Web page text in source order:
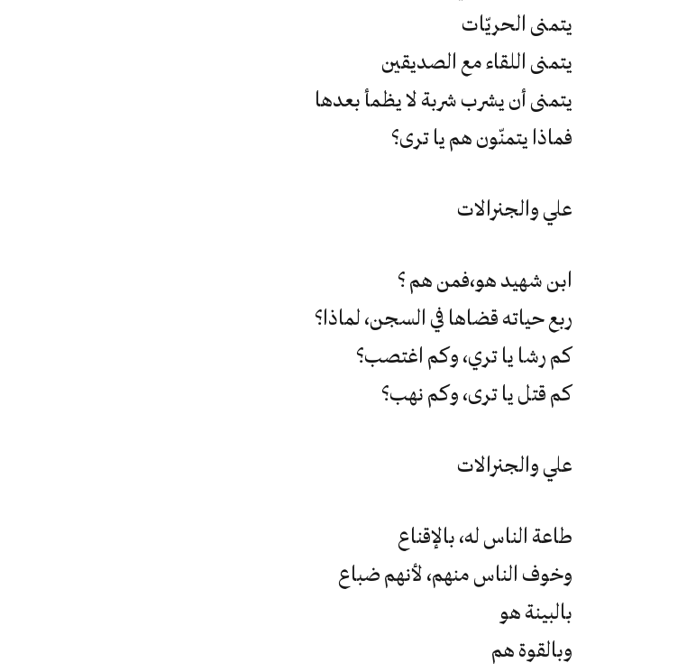
يتمنى الحريّات
يتمنى اللقاء مع الصديقين
يتمنى أن يشرب شربة لا يظمأ بعدها
فماذا يتمنّون هم يا ترى؟
علي والجنرالات
ابن شهيد هو،فمن هم ؟
ربع حياته قضاها في السجن، لماذا؟
كم رشا يا تري، وكم اغتصب؟
كم قتل يا ترى، وكم نهب؟
علي والجنرالات
طاعة الناس له، بالإقناع
وخوف الناس منهم، لأنهم ضباع
بالبينة هو
وبالقوة هم